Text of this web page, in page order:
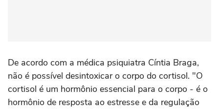
De acordo com a médica psiquiatra Cíntia Braga,
não é possível desintoxicar o corpo do cortisol. "O
cortisol é um hormônio essencial para o corpo - é o
hormônio de resposta ao estresse e da regulação